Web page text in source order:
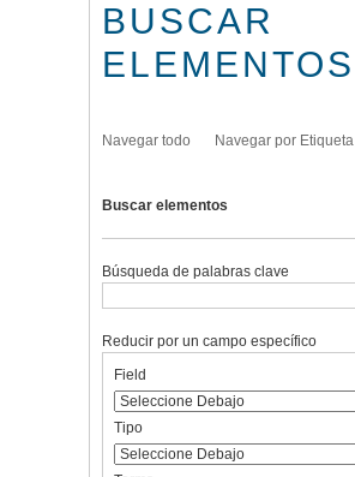
BUSCAR
ELEMENTOS
Navegar todo Navegar por Etiqueta
Buscar elementos
Búsqueda de palabras clave
rows
"Reducir
por
Reducir por un campo específico
de
búsqueda
de
búsqueda
de
búsqueda
de
Búsqueda
Field
Tipo